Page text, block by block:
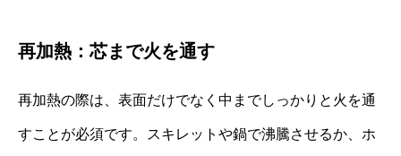
再加熱：芯まで火を通す
再加熱の際は、表面だけでなく中までしっかりと火を通
すことが必須です。スキレットや鍋で沸騰させるか、ホ